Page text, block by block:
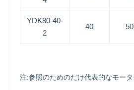
YDK80-40-
2
40 50
注:参照のためのだけ代表的なモー